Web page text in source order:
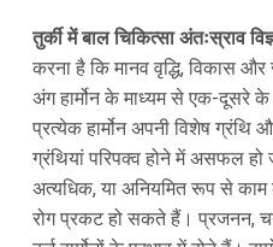
तुर्की में बाल चिकित्सा अंतःस्राव
करना है कि मानव वृद्धि, विकास
अंग हार्मोन के माध्यम से एक-दूसरे
प्रत्येक हार्मोन अपनी विशेष ग्रंथि
ग्रंथियां परिपक्व होने में असफल हो
अत्यधिक, या अनियमित रूप से काम
रोग प्रकट हो सकते हैं। प्रजनन,